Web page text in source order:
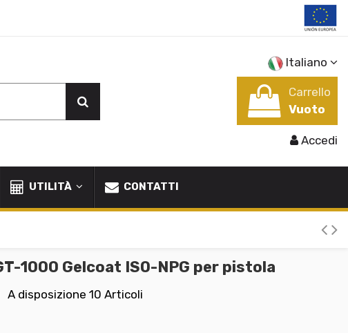
Italiano
Carrello
Vuoto
Accedi
UTILITÀ CONTATTI
1000 Gelcoat ISO-NPG per pistola
A disposizione 10 Articoli